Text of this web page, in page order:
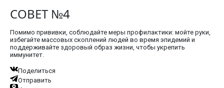
СОВЕТ №4
Помимо прививки, соблюдайте меры профилактики: мойте руки,
избегайте массовых скоплений людей во время эпидемий и
поддерживайте здоровый образ жизни, чтобы укрепить
иммунитет.
Поделиться
Отправить